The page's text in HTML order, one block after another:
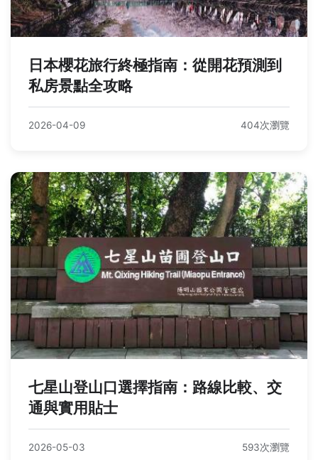
日本櫻花旅行終極指南：從開花預測到
私房景點全攻略
2026-04-09 404次瀏覽
七星山登山口選擇指南：路線比較、交
通與實用貼士
2026-05-03 593次瀏覽